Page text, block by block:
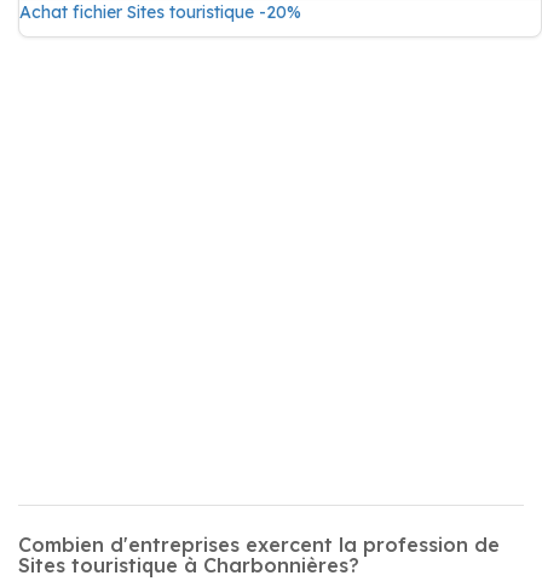
Achat fichier Sites touristique -20%
Combien d'entreprises exercent la profession de
Sites touristique à Charbonnières?